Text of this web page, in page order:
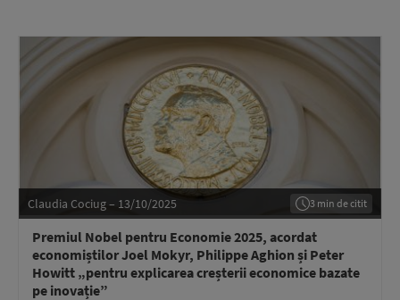
Claudia Cociug – 13/10/2025 3 min de citit
Premiul Nobel pentru Economie 2025, acordat
economiștilor Joel Mokyr, Philippe Aghion și Peter
Howitt „pentru explicarea creșterii economice bazate
pe inovație”